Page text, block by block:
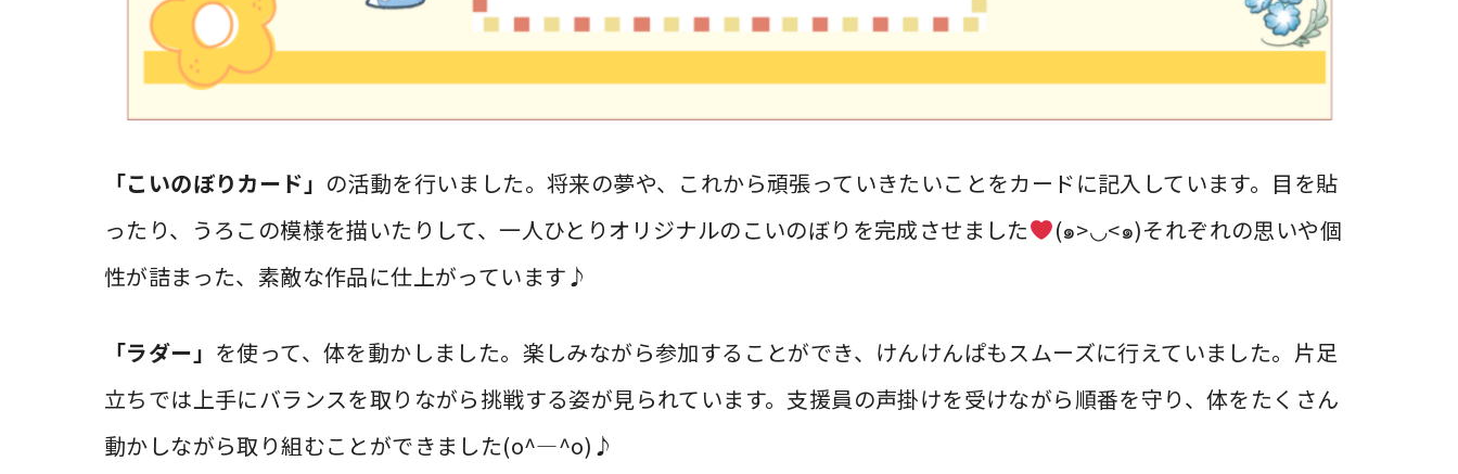
「こいのぼりカード」 の活動を行いました。将来の夢や、これから頑張っていきたいことをカードに記入しています。目を貼
ったり、うろこの模様を描いたりして、一人ひとりオリジナルのこいのぼりを完成させました
(๑>◡<๑)それぞれの思いや個
性が詰まった、素敵な作品に仕上がっています♪
「ラダー」 を使って、体を動かしました。楽しみながら参加することができ、けんけんぱもスムーズに行えていました。片足
立ちでは上手にバランスを取りながら挑戦する姿が見られています。支援員の声掛けを受けながら順番を守り、体をたくさん
動かしながら取り組むことができました(o^―^o)♪